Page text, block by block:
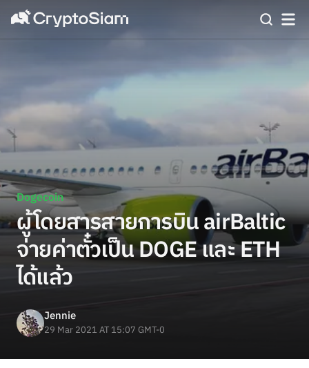
Dogecoin
ผู้โดยสารสายการบิน airBaltic
จ่ายค่าตั๋วเป็น DOGE และ ETH
ได้แล้ว
Jennie
29 Mar 2021 AT 15:07 GMT-0